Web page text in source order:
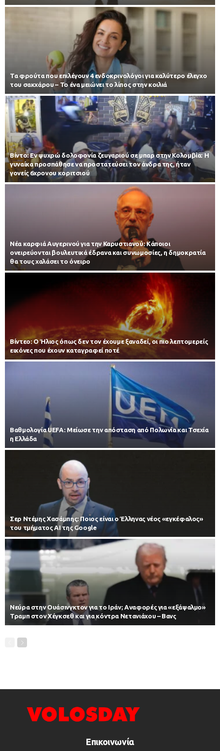
Τα φρούτα που επιλέγουν 4 ενδοκρινολόγοι για καλύτερο έλεγχο
του σακχάρου – Το ένα μειώνει το λίπος στην κοιλιά
Βίντο: Εν ψυχρώ δολοφονία ζευγαριού σε μπαρ στην Κολομβία: Η
γυναίκα προσπάθησε να προστατεύσει τον άνδρα της, ήταν
γονείς 6χρονου κοριτσιού
Νέα καρφιά Αυγερινού για την Καρυστιανού: Kάποιοι
ονειρεύονται βουλευτικά έδρανα και συνωμοσίες, η δημοκρατία
θα τους χαλάσει το όνειρο
Βίντεο: Ο Ήλιος όπως δεν τον έχουμε ξαναδεί, οι πιο λεπτομερείς
εικόνες που έχουν καταγραφεί ποτέ
Βαθμολογία UEFA: Μείωσε την απόσταση από Πολωνία και Τσεχία
η Ελλάδα
Σερ Ντέμης Χασάμπης: Ποιος είναι ο Έλληνας νέος «εγκέφαλος»
του τμήματος AI της Google
Νεύρα στην Ουάσινγκτον για το Ιράν; Αναφορές για «εξάψαλμο»
Τραμπ στον Χέγκσεθ και για κόντρα Νετανιάχου – Βανς
Επικοινωνία